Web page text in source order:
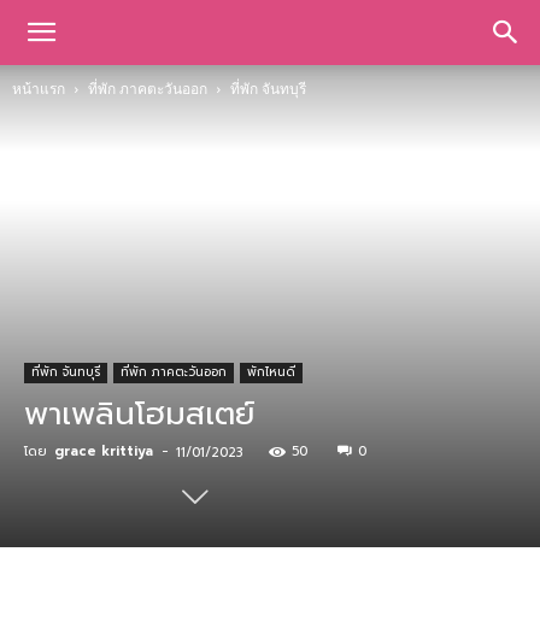
หน้าแรก ที่พัก ภาคตะวันออก ที่พัก จันทบุรี
ที่พัก จันทบุรี ที่พัก ภาคตะวันออก พักไหนดี
พาเพลินโฮมสเตย์
โดย grace krittiya - 11/01/2023 50 0